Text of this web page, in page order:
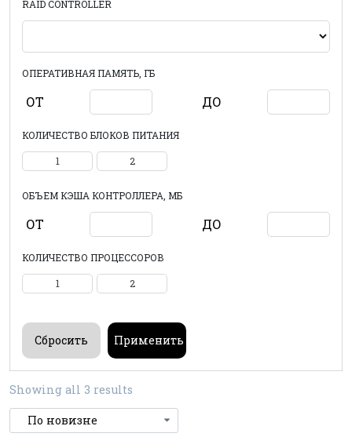
RAID CONTROLLER
ОПЕРАТИВНАЯ ПАМЯТЬ, ГБ
ОТ ДО
КОЛИЧЕСТВО БЛОКОВ ПИТАНИЯ
1 2
ОБЪЕМ КЭША КОНТРОЛЛЕРА, МБ
ОТ ДО
КОЛИЧЕСТВО ПРОЦЕССОРОВ
1 2
Showing all 3 results